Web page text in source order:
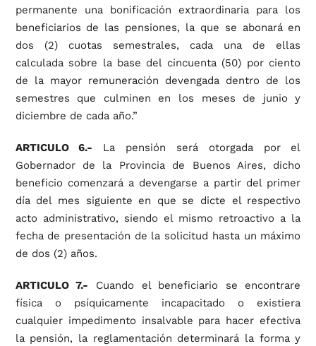
permanente una bonificación extraordinaria para los
beneficiarios de las pensiones, la que se abonará en
dos (2) cuotas semestrales, cada una de ellas
calculada sobre la base del cincuenta (50) por ciento
de la mayor remuneración devengada dentro de los
semestres que culminen en los meses de junio y
diciembre de cada año.”
ARTICULO 6.- La pensión será otorgada por el
Gobernador de la Provincia de Buenos Aires, dicho
beneficio comenzará a devengarse a partir del primer
día del mes siguiente en que se dicte el respectivo
acto administrativo, siendo el mismo retroactivo a la
fecha de presentación de la solicitud hasta un máximo
de dos (2) años.
ARTICULO 7.- Cuando el beneficiario se encontrare
física o psíquicamente incapacitado o existiera
cualquier impedimento insalvable para hacer efectiva
la pensión, la reglamentación determinará la forma y